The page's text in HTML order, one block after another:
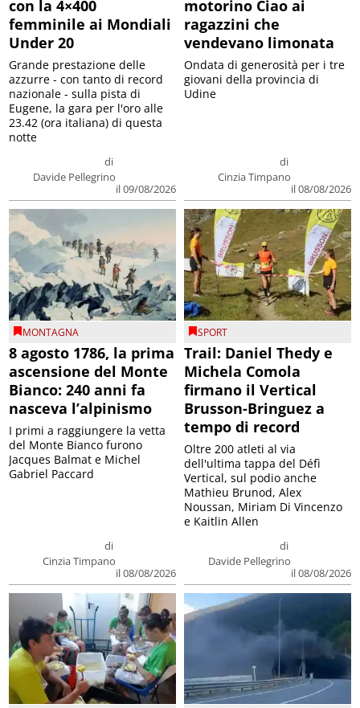
con la 4×400
femminile ai Mondiali
Under 20
di
Davide Pellegrino
il 09/08/2026
Grande prestazione delle
azzurre - con tanto di record
nazionale - sulla pista di
Eugene, la gara per l'oro alle
23.42 (ora italiana) di questa
notte
motorino Ciao ai
ragazzini che
vendevano limonata
di
Cinzia Timpano
il 08/08/2026
Ondata di generosità per i tre
giovani della provincia di
Udine
MONTAGNA
8 agosto 1786, la prima
ascensione del Monte
Bianco: 240 anni fa
nasceva l’alpinismo
di
Cinzia Timpano
il 08/08/2026
I primi a raggiungere la vetta
del Monte Bianco furono
Jacques Balmat e Michel
Gabriel Paccard
SPORT
Trail: Daniel Thedy e
Michela Comola
firmano il Vertical
Brusson-Bringuez a
tempo di record
di
Davide Pellegrino
il 08/08/2026
Oltre 200 atleti al via
dell'ultima tappa del Défì
Vertical, sul podio anche
Mathieu Brunod, Alex
Noussan, Miriam Di Vincenzo
e Kaitlin Allen